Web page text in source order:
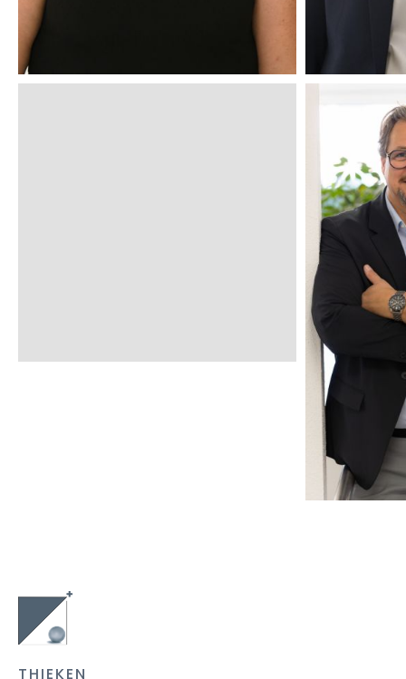
GESUNDHEITSWESEN
DIPL.-
THIEKEN